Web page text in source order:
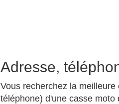
Adresse,
Vous recherchez la
téléphone) d'une casse